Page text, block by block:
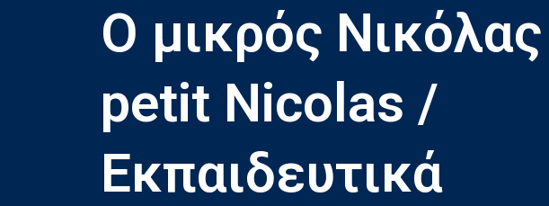
Ο μικρός
petit Nicolas /
Εκπαιδευτικά